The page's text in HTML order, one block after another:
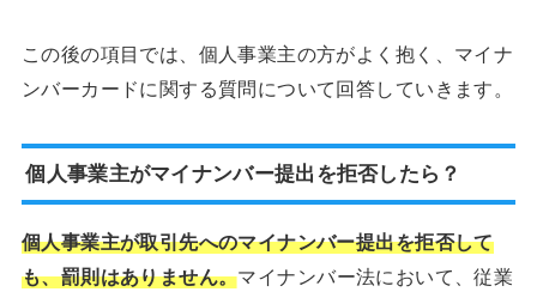
この後の項目では、個人事業主の方がよく抱く、マイナ
ンバーカードに関する質問について回答していきます。
個人事業主がマイナンバー提出を拒否したら？
個人事業主が取引先へのマイナンバー提出を拒否して
も、罰則はありません。マイナンバー法において、従業